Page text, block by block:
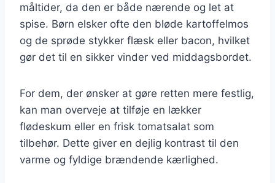
måltider, da den er både nærende og let at
spise. Børn elsker ofte den bløde kartoffelmos
og de sprøde stykker flæsk eller bacon, hvilket
gør det til en sikker vinder ved middagsbordet.
For dem, der ønsker at gøre retten mere festlig,
kan man overveje at tilføje en lækker
flødeskum eller en frisk tomatsalat som
tilbehør. Dette giver en dejlig kontrast til den
varme og fyldige brændende kærlighed.